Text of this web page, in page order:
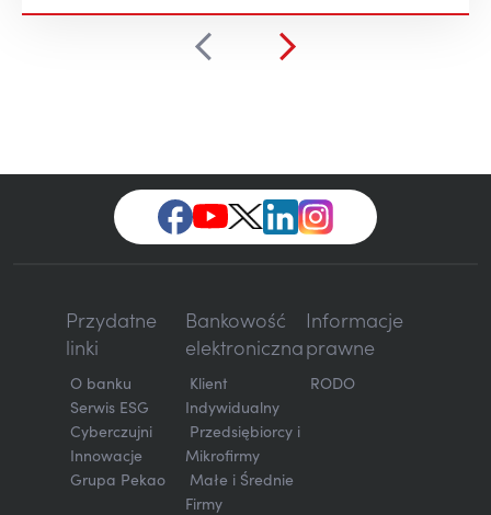
Przydatne
linki
O banku
Serwis ESG
Cyberczujni
Innowacje
Grupa Pekao
Bankowość
elektroniczna
Klient
Indywidualny
Przedsiębiorcy i
Mikrofirmy
Małe i Średnie
Firmy
Informacje
prawne
RODO